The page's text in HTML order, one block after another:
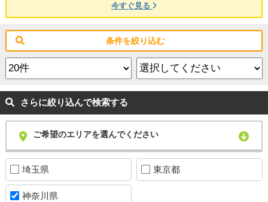
今すぐ見る
条件を絞り込む
さらに絞り込んで検索する
ご希望のエリアを選んでください
埼玉県 東京都
神奈川県